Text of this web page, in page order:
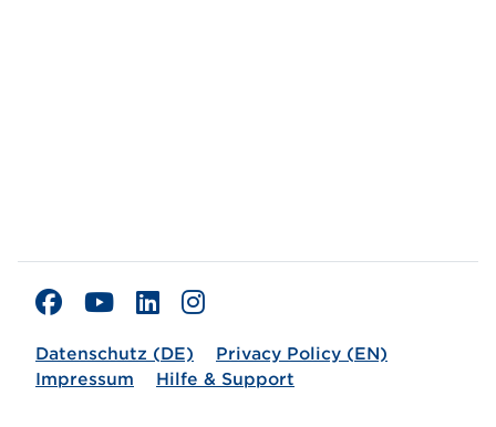
Datenschutz (DE)
Privacy Policy (EN)
Impressum
Hilfe & Support